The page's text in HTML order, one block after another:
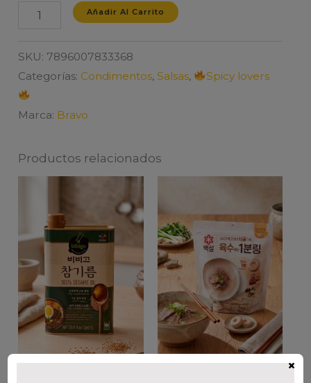
BRAVO
cantidad
Añadir Al Carrito
SKU: 7896007833368
Categorías: Condimentos,Salsas, Spicy lovers
Marca: Bravo
Productos relacionados
×